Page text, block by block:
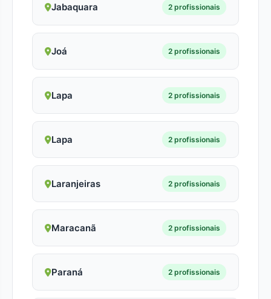
Jabaquara 2 profissionais
Joá 2 profissionais
Lapa 2 profissionais
Lapa 2 profissionais
Laranjeiras 2 profissionais
Maracanã 2 profissionais
Paraná 2 profissionais